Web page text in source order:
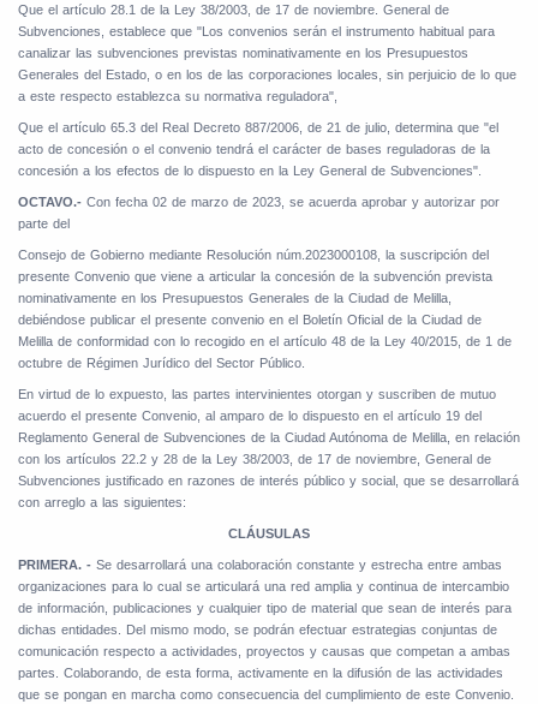
Que el artículo 28.1 de la Ley 38/2003, de 17 de noviembre. General de
Subvenciones, establece que "Los convenios serán el instrumento habitual para
canalizar las subvenciones previstas nominativamente en los Presupuestos
Generales del Estado, o en los de las corporaciones locales, sin perjuicio de lo que
a este respecto establezca su normativa reguladora",
Que el artículo 65.3 del Real Decreto 887/2006, de 21 de julio, determina que "el
acto de concesión o el convenio tendrá el carácter de bases reguladoras de la
concesión a los efectos de lo dispuesto en la Ley General de Subvenciones".
OCTAVO.- Con fecha 02 de marzo de 2023, se acuerda aprobar y autorizar por
parte del
Consejo de Gobierno mediante Resolución núm.2023000108, la suscripción del
presente Convenio que viene a articular la concesión de la subvención prevista
nominativamente en los Presupuestos Generales de la Ciudad de Melilla,
debiéndose publicar el presente convenio en el Boletín Oficial de la Ciudad de
Melilla de conformidad con lo recogido en el artículo 48 de la Ley 40/2015, de 1 de
octubre de Régimen Jurídico del Sector Público.
En virtud de lo expuesto, las partes intervinientes otorgan y suscriben de mutuo
acuerdo el presente Convenio, al amparo de lo dispuesto en el artículo 19 del
Reglamento General de Subvenciones de la Ciudad Autónoma de Melilla, en relación
con los artículos 22.2 y 28 de la Ley 38/2003, de 17 de noviembre, General de
Subvenciones justificado en razones de interés público y social, que se desarrollará
con arreglo a las siguientes:
CLÁUSULAS
PRIMERA. - Se desarrollará una colaboración constante y estrecha entre ambas
organizaciones para lo cual se articulará una red amplia y continua de intercambio
de información, publicaciones y cualquier tipo de material que sean de interés para
dichas entidades. Del mismo modo, se podrán efectuar estrategias conjuntas de
comunicación respecto a actividades, proyectos y causas que competan a ambas
partes. Colaborando, de esta forma, activamente en la difusión de las actividades
que se pongan en marcha como consecuencia del cumplimiento de este Convenio.